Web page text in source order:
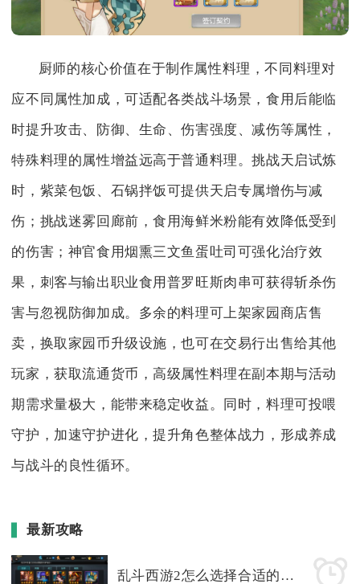
厨师的核心价值在于制作属性料理，不同料理对
应不同属性加成，可适配各类战斗场景，食用后能临
时提升攻击、防御、生命、伤害强度、减伤等属性，
特殊料理的属性增益远高于普通料理。挑战天启试炼
时，紫菜包饭、石锅拌饭可提供天启专属增伤与减
伤；挑战迷雾回廊前，食用海鲜米粉能有效降低受到
的伤害；神官食用烟熏三文鱼蛋吐司可强化治疗效
果，刺客与输出职业食用普罗旺斯肉串可获得斩杀伤
害与忽视防御加成。多余的料理可上架家园商店售
卖，换取家园币升级设施，也可在交易行出售给其他
玩家，获取流通货币，高级属性料理在副本期与活动
期需求量极大，能带来稳定收益。同时，料理可投喂
守护，加速守护进化，提升角色整体战力，形成养成
与战斗的良性循环。
最新攻略
乱斗西游2怎么选择合适的英雄